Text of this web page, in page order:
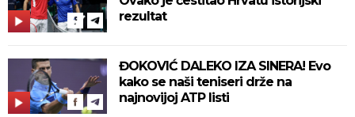
rezultat
ĐOKOVIĆ DALEKO IZA SINERA! Evo
kako se naši teniseri drže na
najnovijoj ATP listi